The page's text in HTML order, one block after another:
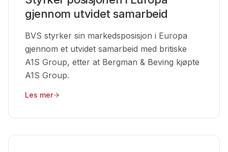
gjennom utvidet samarbeid
BVS styrker sin markedsposisjon i Europa
gjennom et utvidet samarbeid med britiske
A1S Group, etter at Bergman & Beving kjøpte
A1S Group.
Les mer